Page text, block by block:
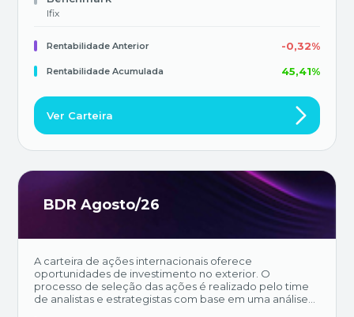
Ifix
Rentabilidade Anterior -0,32%
Rentabilidade Acumulada 45,41%
Ver Carteira
BDR Agosto/26
A carteira de ações internacionais oferece
oportunidades de investimento no exterior. O
processo de seleção das ações é realizado pelo time
de analistas e estrategistas com base em uma análise